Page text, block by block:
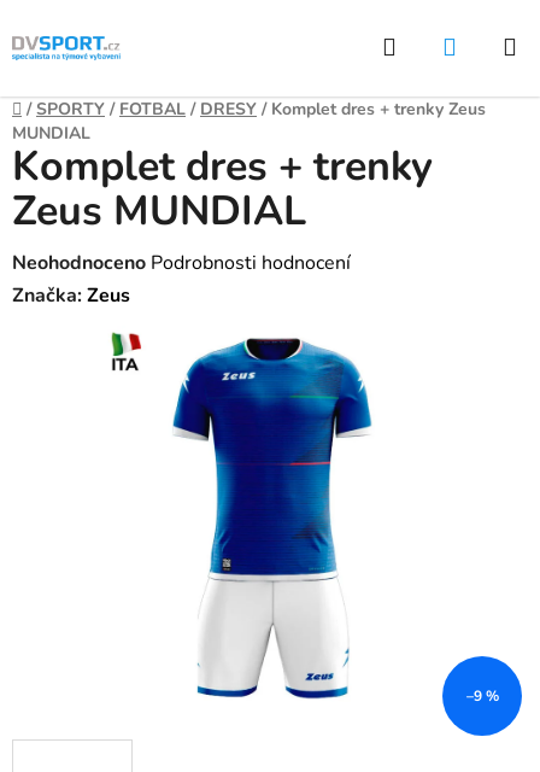
Přejít
na
Hledat
Domů
/ SPORTY / FOTBAL / DRESY / Komplet dres + trenky Zeus
MUNDIAL
Komplet dres + trenky
Zeus MUNDIAL
Průměrné
hodnocení
Neohodnoceno Podrobnosti hodnocení
Značka:Zeus
–9 %